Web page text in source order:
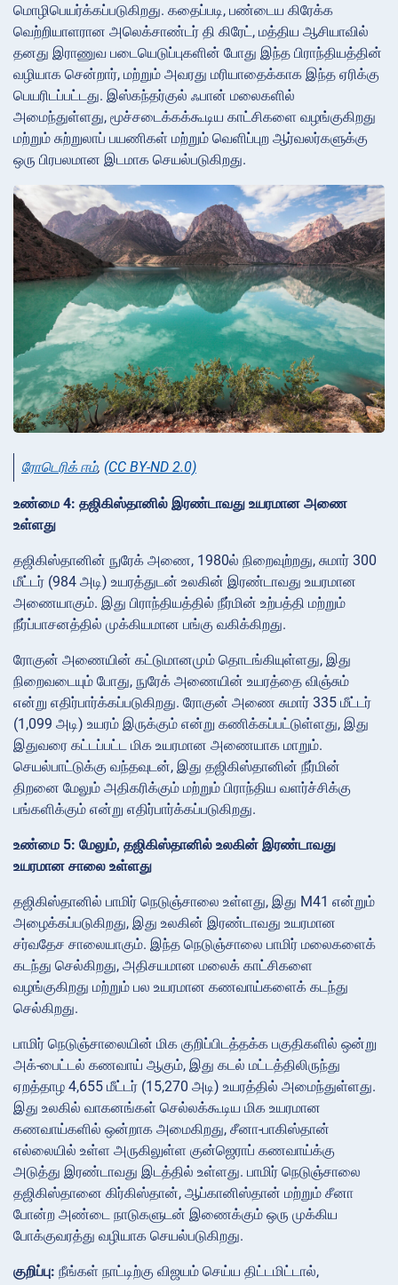
மொழிபெயர்க்கப்படுகிறது. கதைப்படி, பண்டைய கிரேக்க
வெற்றியாளரான அலெக்சாண்டர் தி கிரேட், மத்திய ஆசியாவில்
தனது இராணுவ படையெடுப்புகளின் போது இந்த பிராந்தியத்தின்
வழியாக சென்றார், மற்றும் அவரது மரியாதைக்காக இந்த ஏரிக்கு
பெயரிடப்பட்டது. இஸ்கந்தர்குல் ஃபான் மலைகளில்
அமைந்துள்ளது, மூச்சடைக்கக்கூடிய காட்சிகளை வழங்குகிறது
மற்றும் சுற்றுலாப் பயணிகள் மற்றும் வெளிப்புற ஆர்வலர்களுக்கு
ஒரு பிரபலமான இடமாக செயல்படுகிறது.
ரோடெரிக் ஈம், (CC BY-ND 2.0)
உண்மை 4: தஜிகிஸ்தானில் இரண்டாவது உயரமான அணை
உள்ளது
தஜிகிஸ்தானின் நுரேக் அணை, 1980ல் நிறைவுற்றது, சுமார் 300
மீட்டர் (984 அடி) உயரத்துடன் உலகின் இரண்டாவது உயரமான
அணையாகும். இது பிராந்தியத்தில் நீர்மின் உற்பத்தி மற்றும்
நீர்ப்பாசனத்தில் முக்கியமான பங்கு வகிக்கிறது.
ரோகுன் அணையின் கட்டுமானமும் தொடங்கியுள்ளது, இது
நிறைவடையும் போது, நுரேக் அணையின் உயரத்தை விஞ்சும்
என்று எதிர்பார்க்கப்படுகிறது. ரோகுன் அணை சுமார் 335 மீட்டர்
(1,099 அடி) உயரம் இருக்கும் என்று கணிக்கப்பட்டுள்ளது, இது
இதுவரை கட்டப்பட்ட மிக உயரமான அணையாக மாறும்.
செயல்பாட்டுக்கு வந்தவுடன், இது தஜிகிஸ்தானின் நீர்மின்
திறனை மேலும் அதிகரிக்கும் மற்றும் பிராந்திய வளர்ச்சிக்கு
பங்களிக்கும் என்று எதிர்பார்க்கப்படுகிறது.
உண்மை 5: மேலும், தஜிகிஸ்தானில் உலகின் இரண்டாவது
உயரமான சாலை உள்ளது
தஜிகிஸ்தானில் பாமிர் நெடுஞ்சாலை உள்ளது, இது M41 என்றும்
அழைக்கப்படுகிறது, இது உலகின் இரண்டாவது உயரமான
சர்வதேச சாலையாகும். இந்த நெடுஞ்சாலை பாமிர் மலைகளைக்
கடந்து செல்கிறது, அதிசயமான மலைக் காட்சிகளை
வழங்குகிறது மற்றும் பல உயரமான கணவாய்களைக் கடந்து
செல்கிறது.
பாமிர் நெடுஞ்சாலையின் மிக குறிப்பிடத்தக்க பகுதிகளில் ஒன்று
அக்-பைட்டல் கணவாய் ஆகும், இது கடல் மட்டத்திலிருந்து
ஏறத்தாழ 4,655 மீட்டர் (15,270 அடி) உயரத்தில் அமைந்துள்ளது.
இது உலகில் வாகனங்கள் செல்லக்கூடிய மிக உயரமான
கணவாய்களில் ஒன்றாக அமைகிறது, சீனா-பாகிஸ்தான்
எல்லையில் உள்ள அருகிலுள்ள குன்ஜெராப் கணவாய்க்கு
அடுத்து இரண்டாவது இடத்தில் உள்ளது. பாமிர் நெடுஞ்சாலை
தஜிகிஸ்தானை கிர்கிஸ்தான், ஆப்கானிஸ்தான் மற்றும் சீனா
போன்ற அண்டை நாடுகளுடன் இணைக்கும் ஒரு முக்கிய
போக்குவரத்து வழியாக செயல்படுகிறது.
குறிப்பு: நீங்கள் நாட்டிற்கு விஜயம் செய்ய திட்டமிட்டால்,